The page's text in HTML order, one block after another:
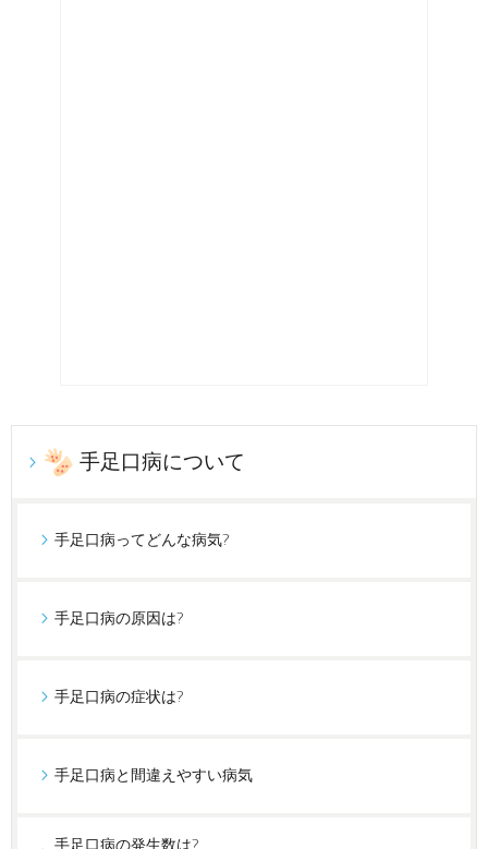
手足口病について
手足口病ってどんな病気?
手足口病の原因は?
手足口病の症状は?
手足口病と間違えやすい病気
手足口病の発生数は?